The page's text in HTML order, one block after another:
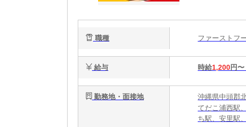
職種 ファーストフ
給与 時給1,200円〜
勤務地・面接地
沖縄県中頭郡
てだこ浦西駅
ち駅、安里駅